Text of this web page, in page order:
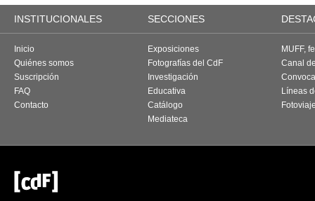
INSTITUCIONALES SECCIONES
Inicio
Quiénes somos
Suscripción
FAQ
Contacto
Exposiciones
Fotografías del CdF
Investigación
Educativa
Catálogo
Mediateca
MUFF,
Canal
Líneas